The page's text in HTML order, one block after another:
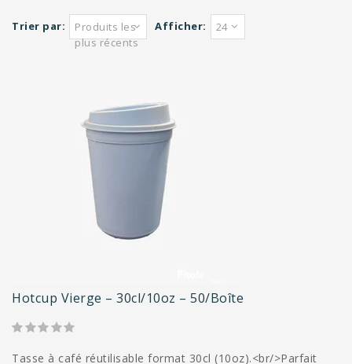
Trier par:
Produits les
plus récents
Afficher: 24
Hotcup Vierge – 30cl/10oz – 50/boîte
Tasse à café réutilisable format 30cl (10oz).<br/>Parfait